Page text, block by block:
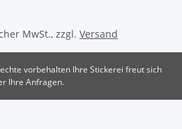
MwSt., zzgl. Versand
vorbehalten Ihre Stickerei freut sich
Ihre Anfragen.